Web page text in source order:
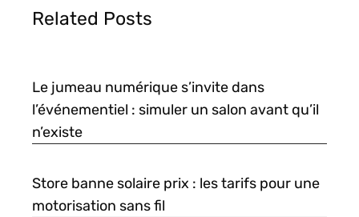
Related Posts
Le jumeau numérique s’invite dans
l’événementiel : simuler un salon avant qu’il
n’existe
Store banne solaire prix : les tarifs pour une
motorisation sans fil